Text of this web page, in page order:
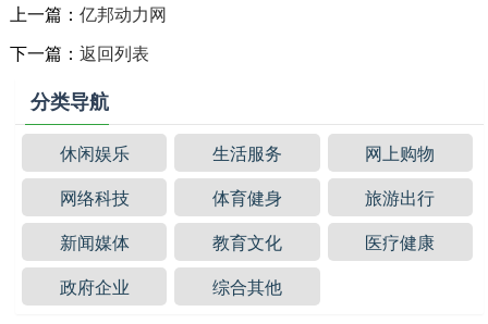
上一篇： 亿邦动力网
下一篇： 返回列表
分类导航
休闲娱乐 生活服务
网上购物
网络科技
体育健身
旅游出行
新闻媒体
教育文化
医疗健康
政府企业
综合其他